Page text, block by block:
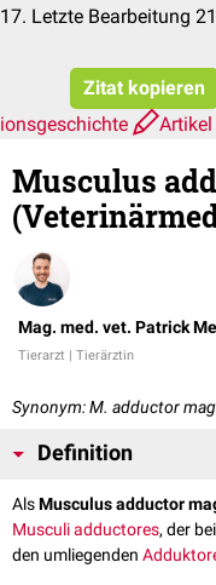
Letzte Bearbeitung
Zitat kopieren
Artikel
Musculus
Mag. med. vet. Patrick
Tierarzt | Tierärztin
Synonym: M. adductor
Definition
AlsMusculus adductor
Musculi adductores, der
den umliegenden